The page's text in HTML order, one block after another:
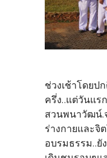
ช่วงเช้าโดยป
ครึ่ง..แต่วันแร
สวนพนาวัฒน์.
ร่างกายและจิ
อบรมธรรม..ยั